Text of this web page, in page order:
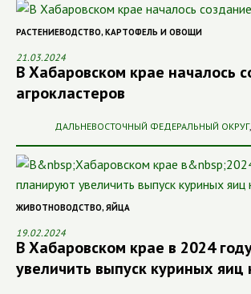
РАСТЕНИЕВОДСТВО, КАРТОФЕЛЬ И ОВОЩИ
21.03.2024
В Хабаровском крае началось
агрокластеров
ДАЛЬНЕВОСТОЧНЫЙ ФЕДЕРАЛЬНЫЙ ОКРУГ,
ЖИВОТНОВОДСТВО, ЯЙЦА
19.02.2024
В Хабаровском крае в 2024
увеличить выпуск куриных яиц